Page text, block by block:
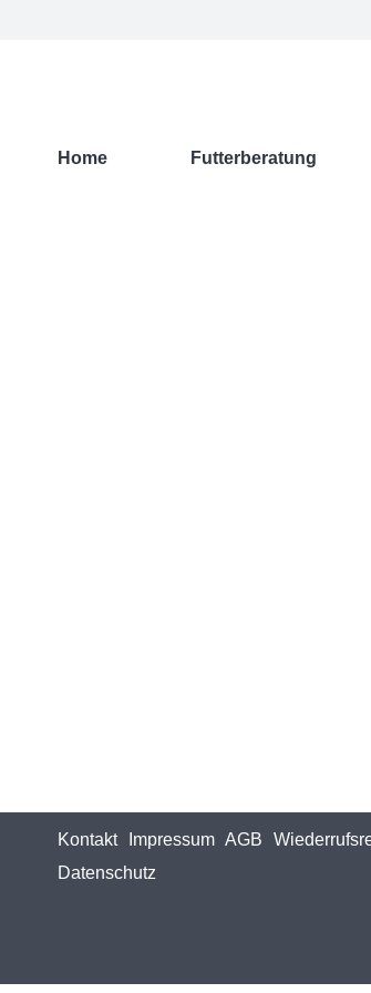
Home Futterberatung
Kontakt Impressum AGB
Datenschutz